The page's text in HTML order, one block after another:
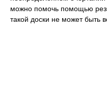
можно помочь помощью
такой доски не может быть